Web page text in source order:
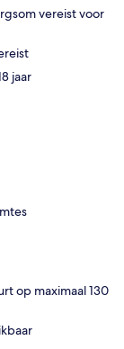
vereist voor
jaar
op maximaal 130